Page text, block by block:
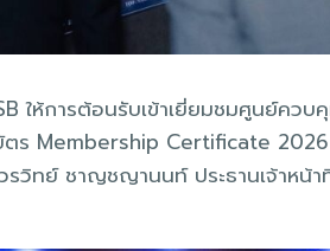
ให้การต้อนรับเข้าเยี่ยมชมศูนย์ค
ร Membership Certificate 2026
รวิทย์ ชาญชญานนท์ ประธานเจ้าหน้